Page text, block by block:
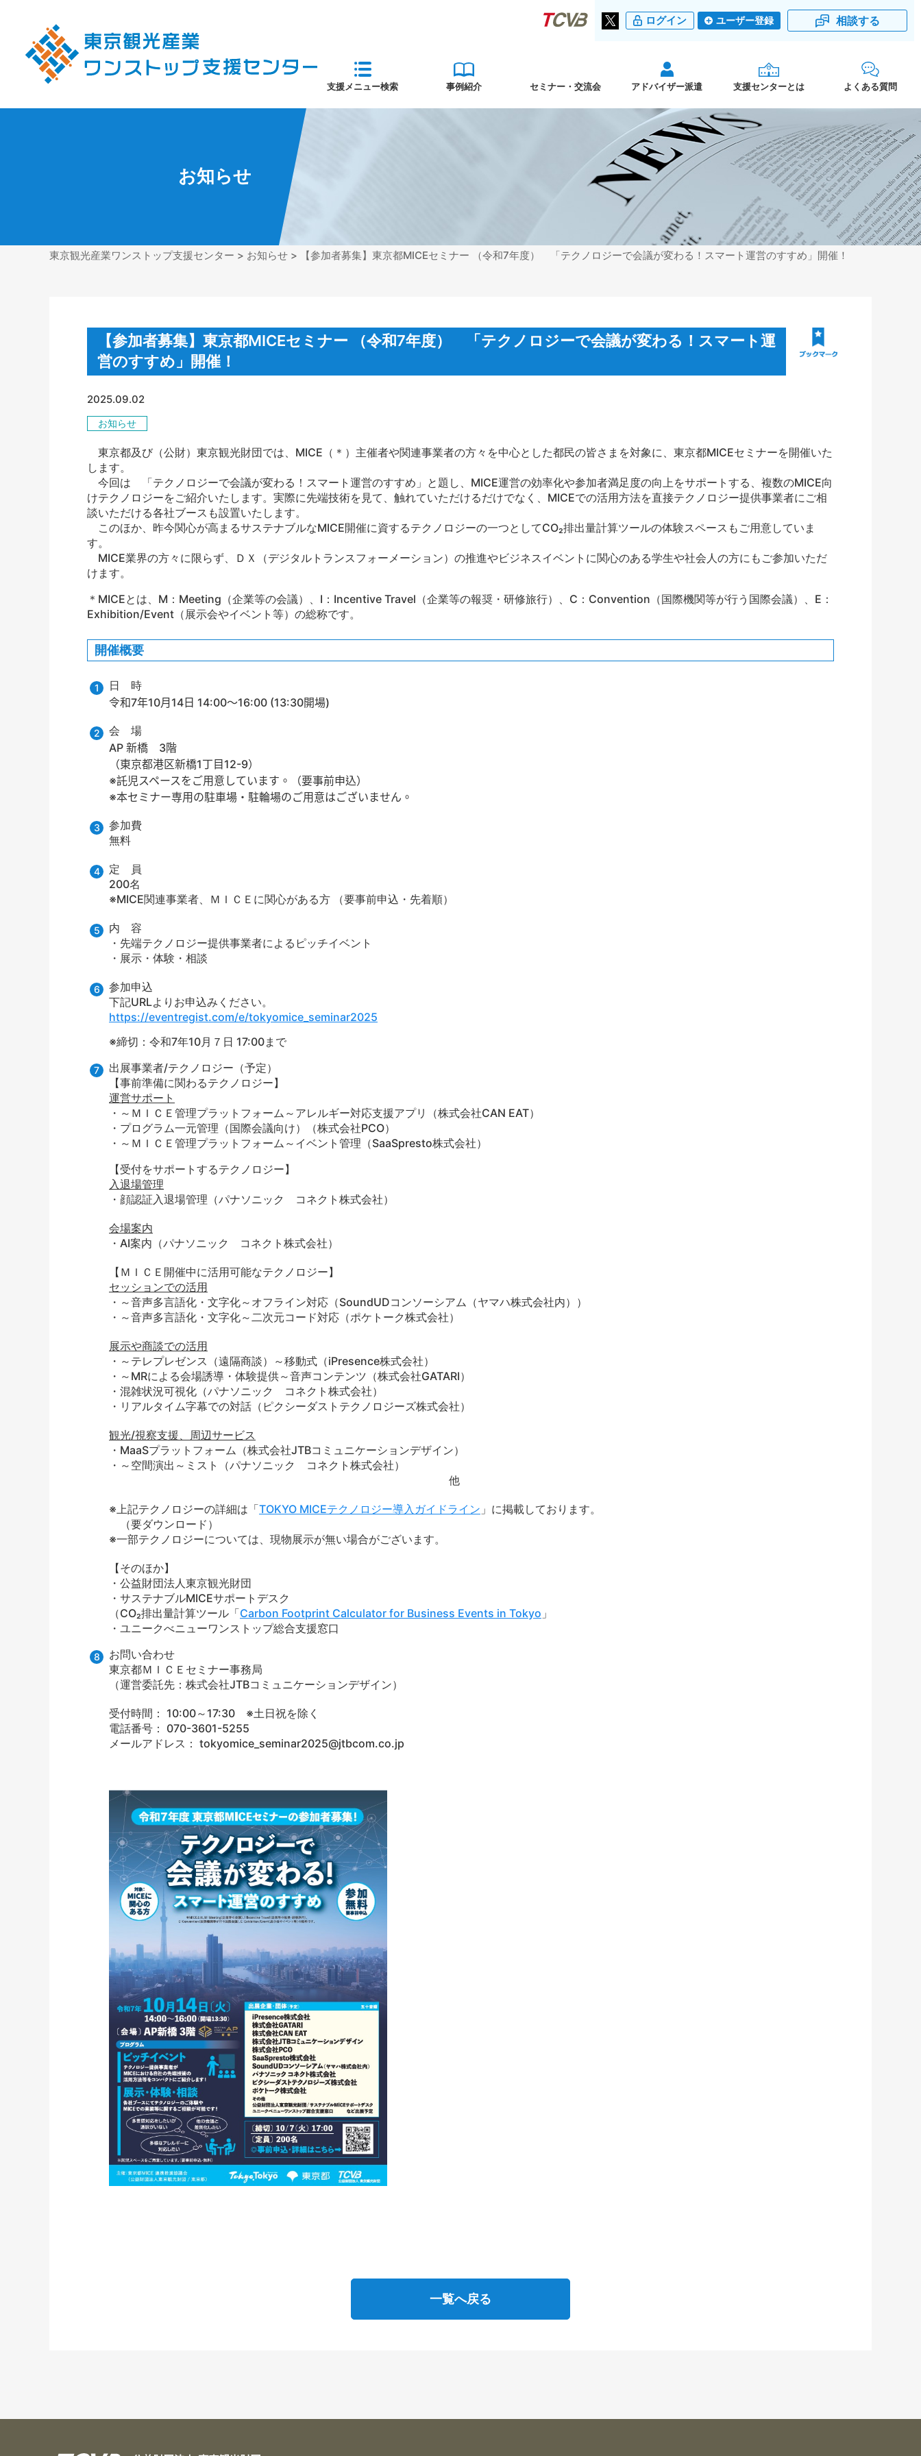
ログイン ユーザー登録 相談する
支援メニュー検索 事例紹介 セミナー・交流会 アドバイザー派遣 支援センターとは よくある質問
お知らせ
東京観光産業ワンストップ支援センター > お知らせ > 【参加者募集】東京都MICEセミナー （令和7年度） 「テクノロジーで会議が変わる！スマート運営のすすめ」開催！
【参加者募集】東京都MICEセミナー （令和7年度） 「テクノロジーで会議が変わる！スマート運
営のすすめ」開催！
2025.09.02
お知らせ
東京都及び（公財）東京観光財団では、 MICE （＊）主催者や関連事業者の方々を中心とした都民の皆さまを対象に、東京都MICEセミナーを開催いた
します。
今回は 「テクノロジーで会議が変わる！スマート運営のすすめ」と題し、 MICE運営の効率化や参加者満足度の向上をサポートする、複数のMICE向
けテクノロジーをご紹介いたします。実際に先端技術を見て、触れていただけるだけでなく、 MICEでの活用方法を直接テクノロジー提供事業者にご相
談いただける各社ブースも設置いたします。
このほか、昨今関心が高まるサステナブルなMICE開催に資するテクノロジーの一つとしてCO₂排出量計算ツールの体験スペースもご用意していま
す。
MICE業界の方々に限らず、ＤＸ（デジタルトランスフォーメーション）の推進やビジネスイベントに関心のある学生や社会人の方にもご参加いただ
けます。
＊MICEとは、 M ： Meeting （企業等の会議）、 I ： Incentive Travel （企業等の報奨・研修旅行）、 C ： Convention （国際機関等が行う国際会議）、 E ：
Exhibition/Event （展示会やイベント等）の総称です。
開催概要
日 時
令和7年10月14日 14:00～16:00 (13:30開場)
会 場
AP 新橋 3階
（東京都港区新橋1丁目12-9）
※託児スペースをご用意しています。（要事前申込）
※本セミナー専用の駐車場・駐輪場のご用意はございません。
参加費
無料
定 員
200名
※MICE関連事業者、ＭＩＣＥに関心がある方 （要事前申込・先着順）
内 容
・先端テクノロジー提供事業者によるピッチイベント
・展示・体験・相談
参加申込
下記URLよりお申込みください。
https://eventregist.com/e/tokyomice_seminar2025
※締切：令和7年10月７日 17:00まで
出展事業者/テクノロジー（予定）
【事前準備に関わるテクノロジー】
運営サポート
・～ＭＩＣＥ管理プラットフォーム～アレルギー対応支援アプリ（株式会社CAN EAT）
・プログラム一元管理（国際会議向け）（株式会社PCO）
・～ＭＩＣＥ管理プラットフォーム～イベント管理（SaaSpresto株式会社）
【受付をサポートするテクノロジー】
入退場管理
・顔認証入退場管理（パナソニック コネクト株式会社）
会場案内
・AI案内（パナソニック コネクト株式会社）
【ＭＩＣＥ開催中に活用可能なテクノロジー】
セッションでの活用
・～音声多言語化・文字化～オフライン対応（SoundUDコンソーシアム（ヤマハ株式会社内））
・～音声多言語化・文字化～二次元コード対応（ポケトーク株式会社）
展示や商談での活用
・～テレプレゼンス（遠隔商談）～移動式（iPresence株式会社）
・～MRによる会場誘導・体験提供～音声コンテンツ（株式会社GATARI）
・混雑状況可視化（パナソニック コネクト株式会社）
・リアルタイム字幕での対話（ピクシーダストテクノロジーズ株式会社）
観光/視察支援、周辺サービス
・MaaSプラットフォーム（株式会社JTBコミュニケーションデザイン）
・～空間演出～ミスト（パナソニック コネクト株式会社）
他
※上記テクノロジーの詳細は「TOKYO MICEテクノロジー導入ガイドライン 」に掲載しております。
（要ダウンロード）
※一部テクノロジーについては、現物展示が無い場合がございます。
【そのほか】
・公益財団法人東京観光財団​
・サステナブルMICEサポートデスク
（CO₂排出量計算ツール「Carbon Footprint Calculator for Business Events in Tokyo 」
・ユニークべニューワンストップ総合支援窓口
お問い合わせ
東京都ＭＩＣＥセミナー事務局
（運営委託先：株式会社JTBコミュニケーションデザイン）
受付時間： 10:00～17:30 ※土日祝を除く
電話番号： 070-3601-5255
メールアドレス： tokyomice_seminar2025@jtbcom.co.jp
一覧へ戻る